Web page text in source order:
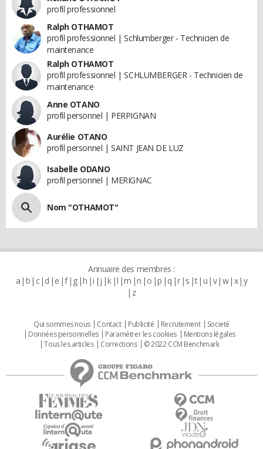
profil professionnel
Ralph OTHAMOT
profil professionnel | Schlumberger - Technicien de
maintenance
Ralph OTHAMOT
profil professionnel | SCHLUMBERGER - Technicien de
maintenance
Anne OTANO
profil personnel | PERPIGNAN
Aurélie OTANO
profil personnel | SAINT JEAN DE LUZ
Isabelle ODANO
profil personnel | MERIGNAC
Nom "OTHAMOT"
Annuaire des membres :
a b c d e f g h i j k l m n o p q r s t u v w x y
z
Qui sommes nous Contact Publicité Recrutement
Societé
Données personnelles
Paramétrer les cookies
Mentions légales
Tous les articles
Corrections © 2022 CCM Benchmark